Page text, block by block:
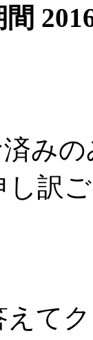
み
し訳
えて